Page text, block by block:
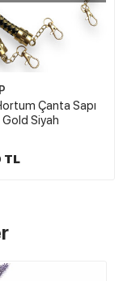
Çanta Sapı
Gold Siyah
TL